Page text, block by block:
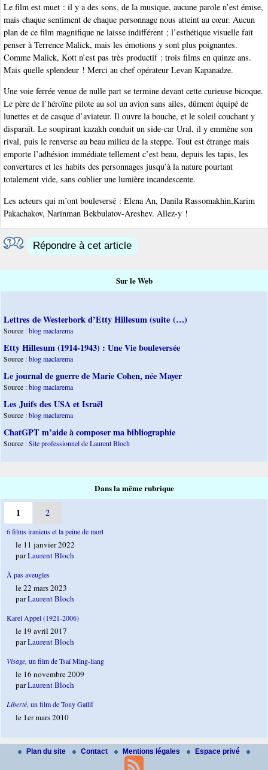
Le film est muet : il y a des sons, de la musique, aucune parole n’est émise,
mais chaque sentiment de chaque personnage nous atteint au cœur. Aucun
plan de ce film magnifique ne laisse indifférent ; l’esthétique visuelle fait
penser à Terrence Malick, mais les émotions y sont plus poignantes.
Comme Malick, Kott n’est pas très productif : trois films en quinze ans.
Mais quelle splendeur ! Merci au chef opérateur Levan Kapanadze.
Une voie ferrée venue de nulle part se termine devant cette curieuse bicoque.
Le père de l’héroïne pilote au sol un avion sans ailes, dûment équipé de
lunettes et de casque d’aviateur. Il ouvre la bouche, et le soleil couchant y
disparaît. Le soupirant kazakh conduit un side-car Ural, il y emmène son
rival, puis le renverse au beau milieu de la steppe. Tout est étrange mais
emporte l’adhésion immédiate tellement c’est beau, depuis les tapis, les
convertures et les habits des personnages jusqu’à la nature pourtant
totalement vide, sans oublier une lumière incandescente.
Les acteurs qui m’ont bouleversé : Elena An, Danila Rassomakhin,Karim
Pakachakov, Narinman Bekbulatov-Areshev. Allez-y !
Répondre à cet article
Sur le Web
Lettres de Westerbork d’Etty Hillesum (suite (…)
Source :blog maclarema
Etty Hillesum (1914-1943) : Une Vie bouleversée
Source :blog maclarema
Le journal de guerre de Marie Cohen, née Mayer
Source :blog maclarema
Les Juifs des USA et Israël
Source :blog maclarema
ChatGPT m’aide à composer ma bibliographie
Source :Site professionnel de Laurent Bloch
Dans la même rubrique
1 2
6 films iraniens et la peine de mort
le 11 janvier 2022
parLaurent Bloch
À pas aveugles
le 22 mars 2023
parLaurent Bloch
Karel Appel (1921-2006)
le 19 avril 2017
parLaurent Bloch
Visage, un film de Tsaï Ming-liang
le 16 novembre 2009
parLaurent Bloch
Liberté, un film de Tony Gatlif
le 1er mars 2010
Plan du site Contact Mentions légales Espace privé